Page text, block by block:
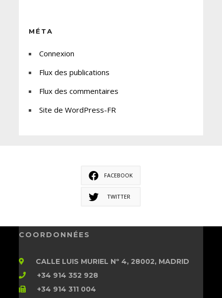
MÉTA
Connexion
Flux des publications
Flux des commentaires
Site de WordPress-FR
FACEBOOK
TWITTER
COORDONNÉES
CALLE LUIS MURIEL Nº 4, 28002, MADRID
+34 914 352 928
+34 914 311 004